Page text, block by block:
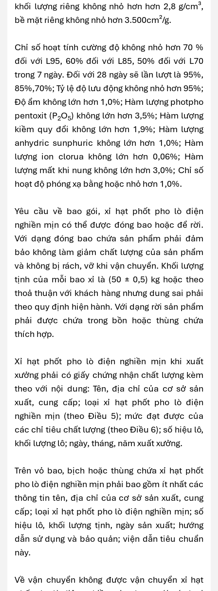
khối lượng riêng không nhỏ hơn hơn 2,8 g/cm³,
bề mặt riêng không nhỏ hơn 3.500cm²/g.
Chỉ số hoạt tính cường độ không nhỏ hơn 70 %
đối với L95, 60% đối với L85, 50% đối với L70
trong 7 ngày. Đối với 28 ngày sẽ lần lượt là 95%,
85%,70%; Tỷ lệ độ lưu động không nhỏ hơn 95%;
Độ ẩm không lớn hơn 1,0%; Hàm lượng photpho
pentoxit (P2O5) không lớn hơn 3,5%; Hàm lượng
kiềm quy đổi không lớn hơn 1,9%; Hàm lượng
anhydric sunphuric không lớn hơn 1,0%; Hàm
lượng ion clorua không lớn hơn 0,06%; Hàm
lượng mất khi nung không lớn hơn 3,0%; Chỉ số
hoạt độ phóng xạ bằng hoặc nhỏ hơn 1,0%.
Yêu cầu về bao gói, xỉ hạt phốt pho lò điện
nghiền mịn có thể được đóng bao hoặc để rời.
Với dạng đóng bao chứa sản phẩm phải đảm
bảo không làm giảm chất lượng của sản phẩm
và không bị rách, vỡ khi vận chuyển. Khối lượng
tịnh của mỗi bao xỉ là (50 ± 0,5) kg hoặc theo
thoả thuận với khách hàng nhưng dung sai phải
theo quy định hiện hành. Với dạng rời sản phẩm
phải được chứa trong bồn hoặc thùng chứa
thích hợp.
Xỉ hạt phốt pho lò điện nghiền mịn khi xuất
xưởng phải có giấy chứng nhận chất lượng kèm
theo với nội dung: Tên, địa chỉ của cơ sở sản
xuất, cung cấp; loại xỉ hạt phốt pho lò điện
nghiền mịn (theo Điều 5); mức đạt được của
các chỉ tiêu chất lượng (theo Điều 6); số hiệu lô,
khối lượng lô; ngày, tháng, năm xuất xưởng.
Trên vỏ bao, bịch hoặc thùng chứa xỉ hạt phốt
pho lò điện nghiền mịn phải bao gồm ít nhất các
thông tin tên, địa chỉ của cơ sở sản xuất, cung
cấp; loại xỉ hạt phốt pho lò điện nghiền mịn; số
hiệu lô, khối lượng tịnh, ngày sản xuất; hướng
dẫn sử dụng và bảo quản; viện dẫn tiêu chuẩn
này.
Về vận chuyển không được vận chuyển xỉ hạt